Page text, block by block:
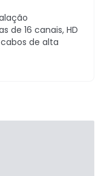
de 16 canais, HD
de alta